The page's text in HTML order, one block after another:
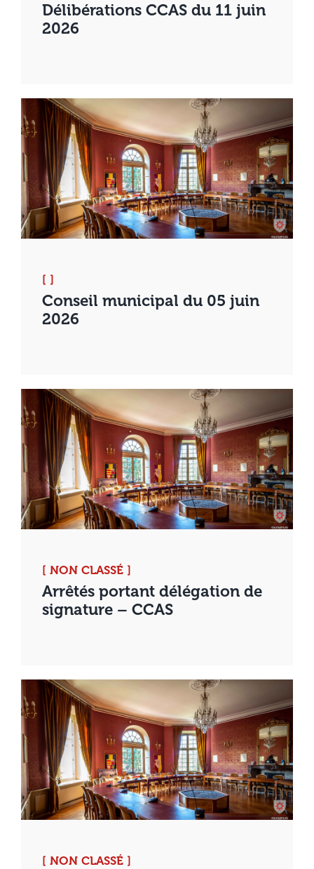
Délibérations CCAS du 11 juin
2026
[ ]
Conseil municipal du 05 juin
2026
[ NON CLASSÉ ]
Arrêtés portant délégation de
signature – CCAS
[ NON CLASSÉ ]